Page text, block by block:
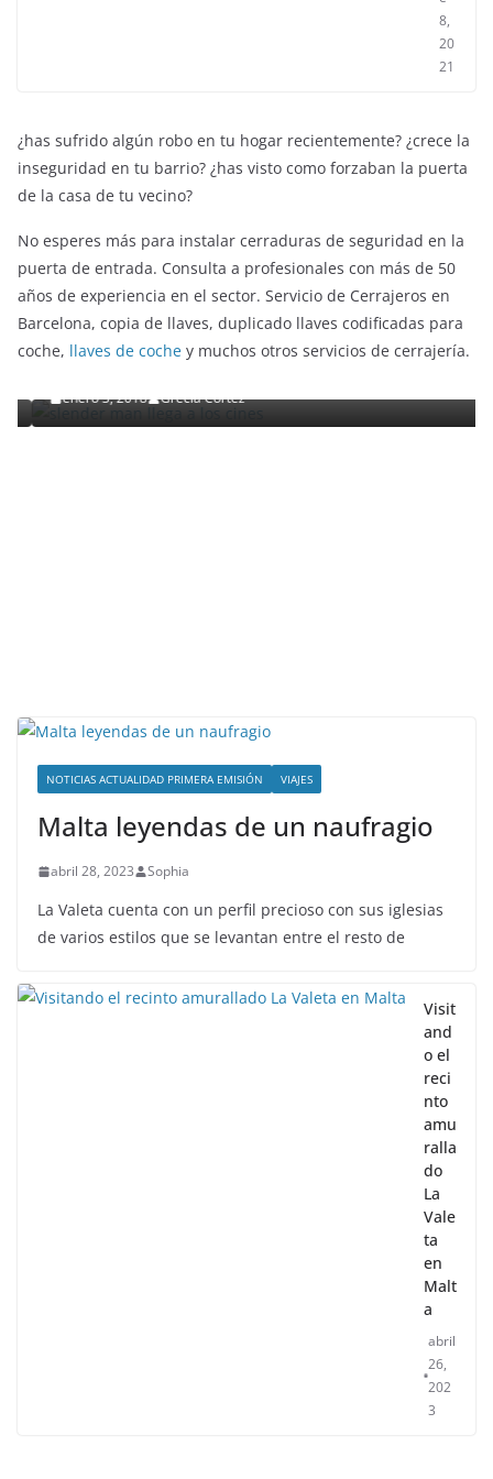
8,
20
21
¿has sufrido algún robo en tu hogar recientemente? ¿crece la
inseguridad en tu barrio? ¿has visto como forzaban la puerta
de la casa de tu vecino?
No esperes más para instalar cerraduras de seguridad en la
puerta de entrada. Consulta a profesionales con más de 50
años de experiencia en el sector. Servicio de Cerrajeros en
Barcelona, copia de llaves, duplicado llaves codificadas para
coche, llaves de coche y muchos otros servicios de cerrajería.
ENTRETENIMIENTO Y CURIOSIDADES LIBROS CINE Y TV
Slender Man llega al cine y te mostramos todos los
detalles
enero 3, 2018 Grecia Cortez
NOTICIAS ACTUALIDAD PRIMERA EMISIÓN VIAJES
Malta leyendas de un naufragio
abril 28, 2023 Sophia
La Valeta cuenta con un perfil precioso con sus iglesias
de varios estilos que se levantan entre el resto de
Visit
and
o el
reci
nto
amu
ralla
do
La
Vale
ta
en
Malt
a
abril
26,
202
3